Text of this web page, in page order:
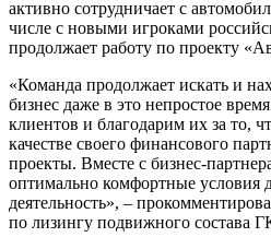
активно сотрудничает с
числе с новыми игроками
продолжает работу по проекту
«Команда продолжает искать и
бизнес даже в это непростое
клиентов и благодарим их за то,
качестве своего финансового
проекты. Вместе с бизнес-
оптимально комфортные условия
деятельность», –
по лизингу подвижного состава